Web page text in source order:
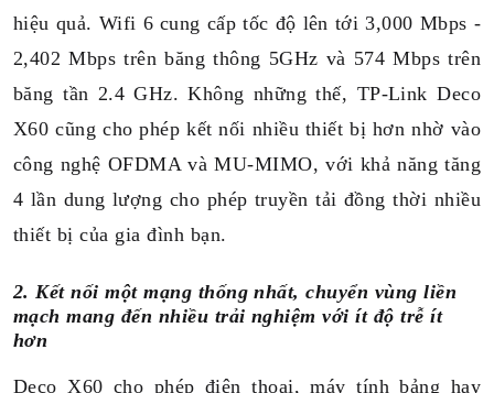
hiệu quả. Wifi 6 cung cấp tốc độ lên tới 3,000 Mbps -
2,402 Mbps trên băng thông 5GHz và 574 Mbps trên
băng tần 2.4 GHz. Không những thế, TP-Link Deco
X60 cũng cho phép kết nối nhiều thiết bị hơn nhờ vào
công nghệ OFDMA và MU-MIMO, với khả năng tăng
4 lần dung lượng cho phép truyền tải đồng thời nhiều
thiết bị của gia đình bạn.
2. Kết nối một mạng thống nhất, chuyển vùng liền
mạch mang đến nhiều trải nghiệm với ít độ trễ ít
hơn
Deco X60 cho phép điện thoại, máy tính bảng hay